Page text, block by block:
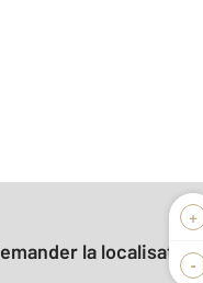
+
-
Demander la localisation